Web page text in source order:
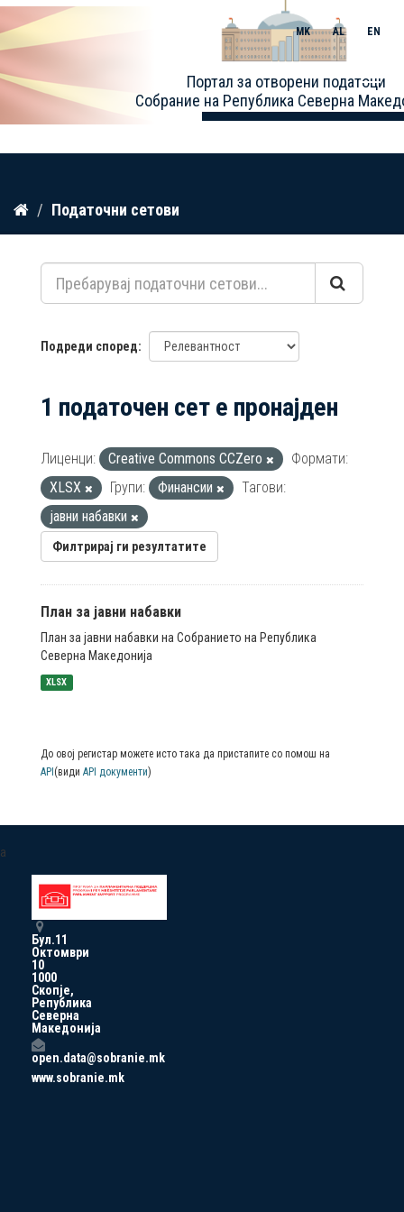
Прескокнете
содржина
Портал за отворени податоци
Собрание на Република Северна
MK AL EN
Toggle
Податочни сетови
Подреди според
1 податочен сет е пронајден
Лиценци: Creative Commons CCZero
Формати:
XLSX
Групи: Финансии
Тагови:
јавни набавки
Филтрирај ги резултатите
План за јавни набавки
План за јавни набавки на Собранието на Република
Северна Македонија
XLSX
До овој регистар можете исто така да пристапите со помош на
API (види API документи)
a
Бул.11
Октомври
10
1000
Скопје,
Република
Северна
Македонија
open.data@sobranie.mk
www.sobranie.mk